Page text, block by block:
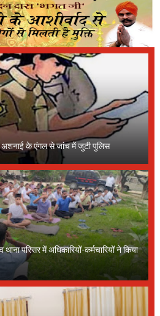
अशनाई के एंगल से जांच में जुटी पुलिस
थाना परिसर में अधिकारियों-कर्मचारियों ने किया